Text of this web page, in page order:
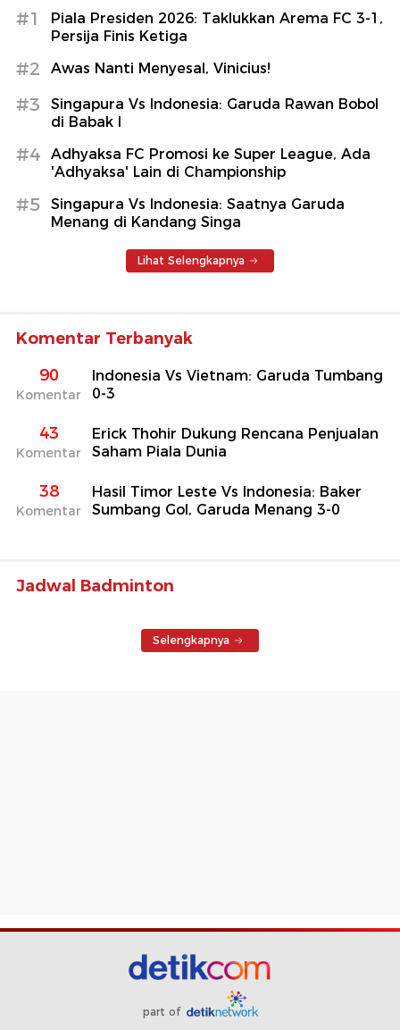
#1
Piala Presiden 2026: Taklukkan Arema FC 3-1,
Persija Finis Ketiga
#2 Awas Nanti Menyesal, Vinicius!
#3
Singapura Vs Indonesia: Garuda Rawan Bobol
di Babak I
#4
Adhyaksa FC Promosi ke Super League, Ada
'Adhyaksa' Lain di Championship
#5
Singapura Vs Indonesia: Saatnya Garuda
Menang di Kandang Singa
Lihat Selengkapnya
Komentar Terbanyak
90
Komentar
Indonesia Vs Vietnam: Garuda Tumbang
0-3
43
Komentar
Erick Thohir Dukung Rencana Penjualan
Saham Piala Dunia
38
Komentar
Hasil Timor Leste Vs Indonesia: Baker
Sumbang Gol, Garuda Menang 3-0
Jadwal Badminton
Selengkapnya
part of